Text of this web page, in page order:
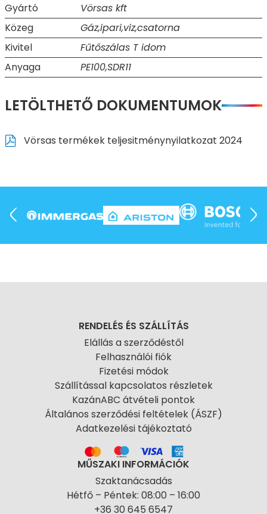
Gyártó
Vörsas kft
Közeg
Gáz,ipari,viz,csatorna
Kivitel
Fűtőszálas T idom
Anyaga
PE100,SDR11
LETÖLTHETŐ DOKUMENTUMOK
Vörsas termékek teljesitménynyilatkozat 2024
RENDELÉS ÉS SZÁLLÍTÁS
Elállás a szerződéstől
Felhasználói fiók
Fizetési módok
Szállítással kapcsolatos részletek
KazánABC átvételi pontok
Általános szerződési feltételek (ÁSZF)
Adatkezelési tájékoztató
MŰSZAKI INFORMÁCIÓK
Szaktanácsadás
Hétfő – Péntek: 08:00 – 16:00
+36 30 645 6547